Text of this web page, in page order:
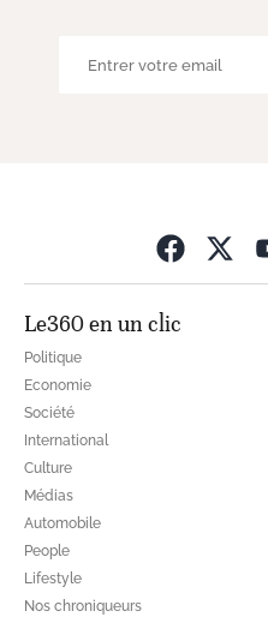
Le360 en un clic
Politique
Economie
Société
International
Culture
Médias
Automobile
People
Lifestyle
Nos chroniqueurs